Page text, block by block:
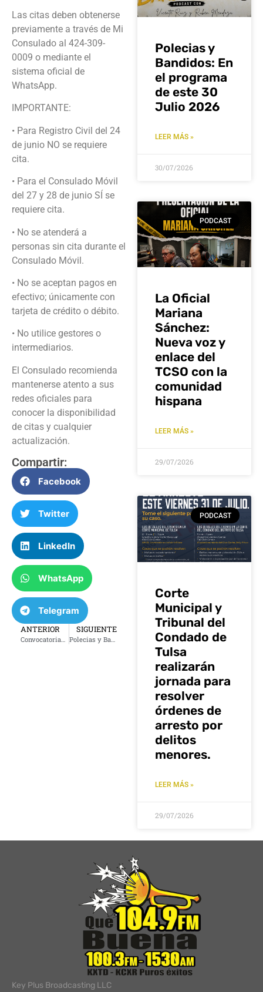
Las citas deben obtenerse
previamente a través de Mi
Consulado al 424-309-
0009 o mediante el
sistema oficial de
WhatsApp.
IMPORTANTE:
• Para Registro Civil del 24
de junio NO se requiere
cita.
• Para el Consulado Móvil
del 27 y 28 de junio SÍ se
requiere cita.
• No se atenderá a
personas sin cita durante el
Consulado Móvil.
• No se aceptan pagos en
efectivo; únicamente con
tarjeta de crédito o débito.
• No utilice gestores o
intermediarios.
El Consulado recomienda
mantenerse atento a sus
redes oficiales para
conocer la disponibilidad
de citas y cualquier
actualización.
Compartir:
Facebook
Twitter
LinkedIn
WhatsApp
Telegram
ANTERIOR
Convocatorias clave en Tulsa: Inspecciones de seguridad para camiones de comida y última sesión de Conversaciones Comunitarias con el alcalde.
SIGUIENTE
Polecias y Bandidos: 25 de junio 2026
Polecias y
Bandidos: En
el programa
de este 30
Julio 2026
LEER MÁS »
30/07/2026
PODCAST
La Oficial
Mariana
Sánchez:
Nueva voz y
enlace del
TCSO con la
comunidad
hispana
LEER MÁS »
29/07/2026
PODCAST
Corte
Municipal y
Tribunal del
Condado de
Tulsa
realizarán
jornada para
resolver
órdenes de
arresto por
delitos
menores.
LEER MÁS »
29/07/2026
Key Plus Broadcasting LLC